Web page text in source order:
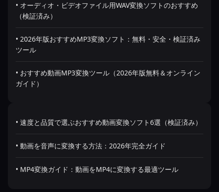
• オーディオ・ビデオファイル用WAV変換ソフトのおすすめ
（検証済み）
• 2026年版おすすめMP3変換ソフト：無料・安全・検証済み
ツール
• おすすめ動画MP3変換ツール（2026年版無料＆オンライン
ガイド）
• 速度と品質で選ぶおすすめ動画変換ソフト6選（検証済み）
• 動画を音声に変換する方法：2026年完全ガイド
• MP4変換ガイド：動画をMP4に変換する最適ツール